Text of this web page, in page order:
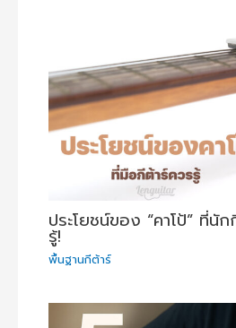
ประโยชน์ของ “คาโป้” ที่นั
รู้!
พื้นฐานกีต้าร์